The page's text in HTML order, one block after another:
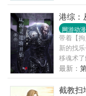
港综：
网游动漫
带着【
新的找
移魂术
你！ ……
最新：
截教扫